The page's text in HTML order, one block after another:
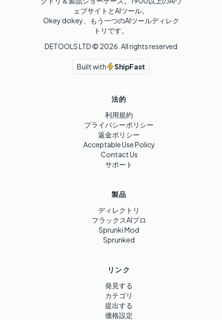
ェブサイトとAIツール。
Okey dokey、もう一つのAIツールディレク
トリです。
DETOOLS LTD © 2026 . All rights reserved
Built with ShipFast
法的
利用規約
プライバシーポリシー
返金ポリシー
Acceptable Use Policy
Contact Us
サポート
製品
ディレクトリ
フラックスAIプロ
Sprunki Mod
Sprunked
リンク
発見する
カテゴリ
提出する
価格設定